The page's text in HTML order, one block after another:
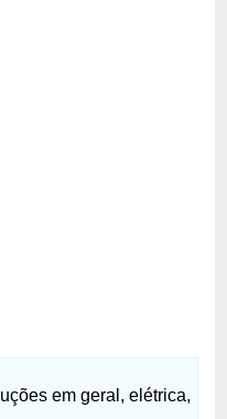
em geral, elétrica,